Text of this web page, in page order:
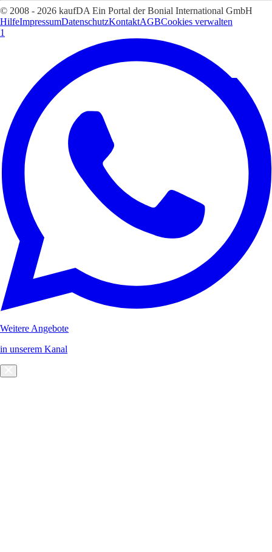
© 2008 - 2026 kaufDA Ein Portal der Bonial International GmbH
HilfeImpressumDatenschutzKontaktAGBCookies verwalten
1
Weitere Angebote
in unserem Kanal